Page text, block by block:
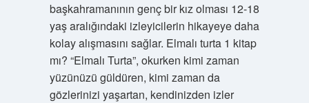
başkahramanının genç bir kız olması 12-18
yaş aralığındaki izleyicilerin hikayeye daha
kolay alışmasını sağlar. Elmalı turta 1 kitap
mı? “Elmalı Turta”, okurken kimi zaman
yüzünüzü güldüren, kimi zaman da
gözlerinizi yaşartan, kendinizden izler